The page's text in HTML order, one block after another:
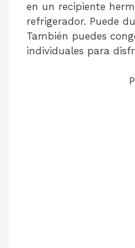
en un recipiente
refrigerador. Puede
También puedes
individuales para
P